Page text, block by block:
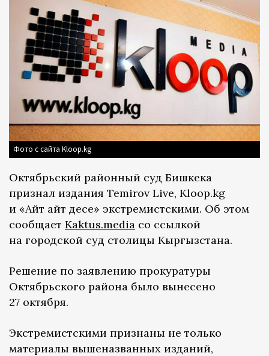
Фото с сайта Kloop.kg
Октябрьский районный суд Бишкека
признал издания Temirov Live, Kloop.kg
и «Айт айт десе» экстремистскими. Об этом
сообщает Kaktus.media со ссылкой
на городской суд столицы Кыргызстана.
Решение по заявлению прокуратуры
Октябрьского района было вынесено
27 октября.
Экстремистскими признаны не только
материалы вышеназванных изданий,